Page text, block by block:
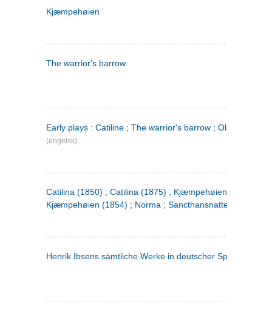
Kjæmpehøien
The warrior's barrow
Early plays : Catiline ; The warrior's barrow ; Olaf Liljekrans
(engelsk)
Catilina (1850) ; Catilina (1875) ; Kjæmpehøien (1850) ;
Kjæmpehøien (1854) ; Norma ; Sancthansnatten
Henrik Ibsens sämtliche Werke in deutscher Sprache. 2